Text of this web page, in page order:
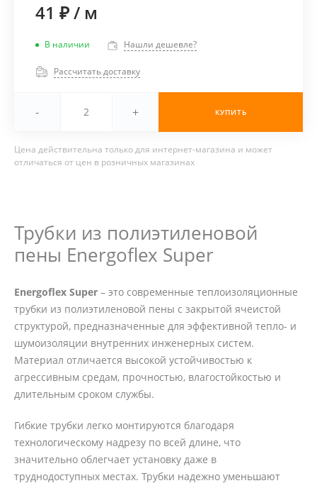
41 ₽/ м
В наличии Нашли дешевле?
Рассчитать доставку
- + КУПИТЬ
Цена действительна только для интернет-магазина и может
отличаться от цен в розничных магазинах
Трубки из полиэтиленовой
пены Energoflex Super
Energoflex Super – это современные теплоизоляционные
трубки из полиэтиленовой пены с закрытой ячеистой
структурой, предназначенные для эффективной тепло- и
шумоизоляции внутренних инженерных систем.
Материал отличается высокой устойчивостью к
агрессивным средам, прочностью, влагостойкостью и
длительным сроком службы.
Гибкие трубки легко монтируются благодаря
технологическому надрезу по всей длине, что
значительно облегчает установку даже в
труднодоступных местах. Трубки надежно уменьшают